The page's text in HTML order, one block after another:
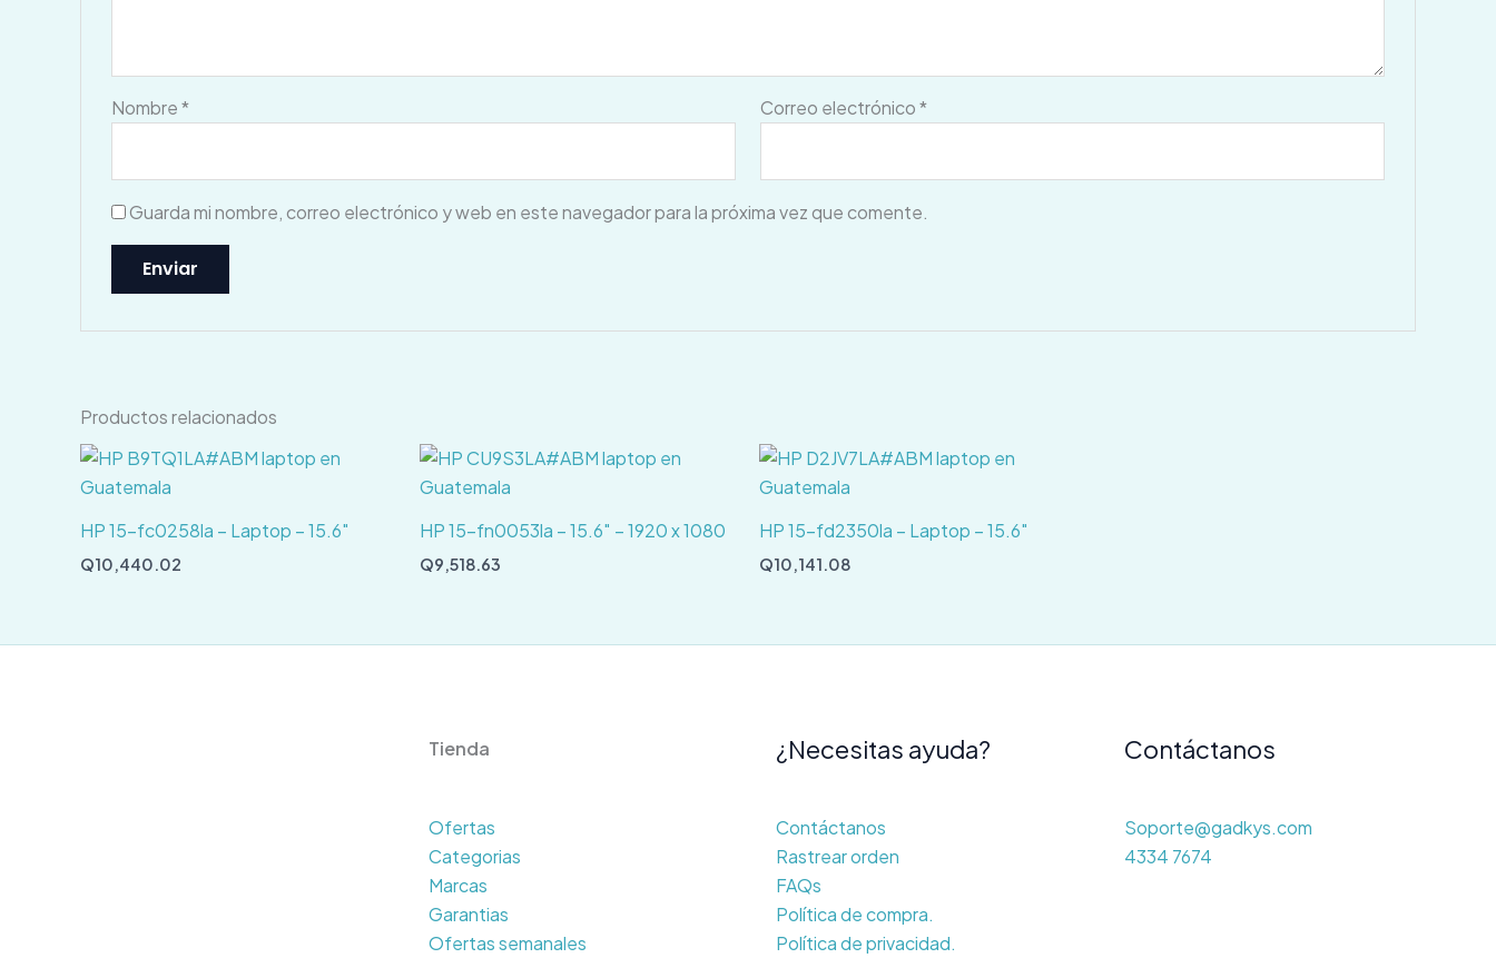
Nombre* Correo electrónico*
Guarda mi nombre, correo electrónico y web en este navegador para la próxima vez que comente.
Productos relacionados
HP 15-fc0258la – Laptop – 15.6″
Q10,440.02
HP 15-fn0053la – 15.6″ – 1920 x 1080
Q9,518.63
HP 15-fd2350la – Laptop – 15.6″
Q10,141.08
Tienda
Ofertas
Categorias
Marcas
Garantias
Ofertas semanales
¿Necesitas ayuda?
Contáctanos
Rastrear orden
FAQs
Política de compra.
Política de privacidad.
Contáctanos
Soporte@gadkys.com
4334 7674